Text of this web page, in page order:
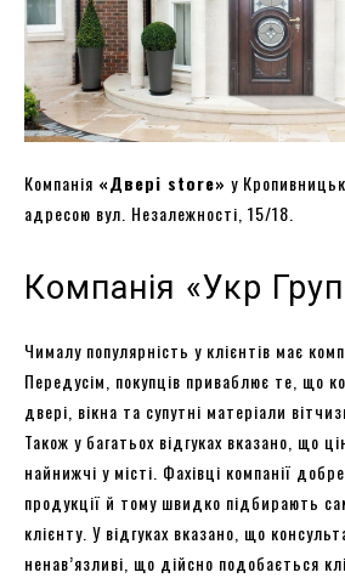
Компанія «Двері store» у
адресою вул. Незалежності, 15/18.
Компанія «Укр
Чималу популярність у клієнтів має
Передусім, покупців приваблює те, що
двері, вікна та супутні матеріали
Також у багатьох відгуках вказано, що
найнижчі у місті. Фахівці компанії
продукції й тому швидко підбирають
клієнту. У відгуках вказано, що
ненав’язливі, що дійсно подобається